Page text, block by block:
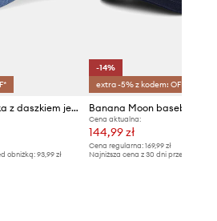
Tommy Jeans czapka z daszkiem jeansowa
obniżką:93,99 zł
-14%
extra -5% z kodem: OFF*
Cena aktualna:
144,99 zł
Cena regularna: 169,99 zł
Najniższa cena z 30 dni przed obniżką: